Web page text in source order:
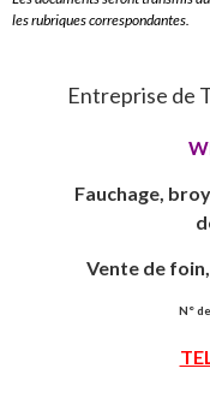
les rubriques correspondantes.
Entreprise de
Fauchage,
Vente de
N°